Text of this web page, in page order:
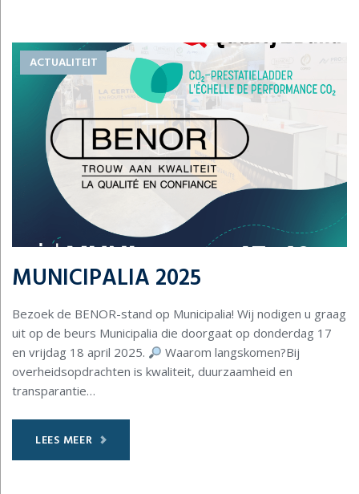
ACTUALITEIT
MUNICIPALIA 2025
Bezoek de BENOR-stand op Municipalia! Wij nodigen u graag
uit op de beurs Municipalia die doorgaat op donderdag 17
en vrijdag 18 april 2025.
Waarom langskomen?Bij
overheidsopdrachten is kwaliteit, duurzaamheid en
transparantie…
LEES MEER